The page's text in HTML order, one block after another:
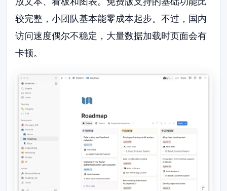
较完整，小团队基本能零成本起步。不过，国内
访问速度偶尔不稳定，大量数据加载时页面会有
卡顿。